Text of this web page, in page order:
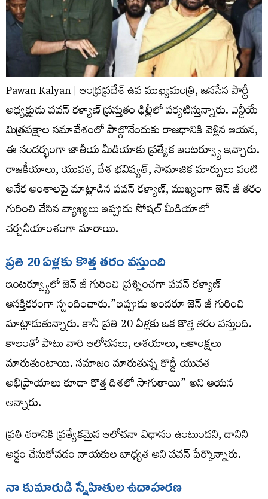
Pawan Kalyan | ఆంధ్రప్రదేశ్ ఉప ముఖ్యమంత్రి, జనసేన పార్టీ
అధ్యక్షుడు పవన్ కళ్యాణ్ ప్రస్తుతం ఢిల్లీలో పర్యటిస్తున్నారు. ఎన్డీయే
మిత్రపక్షాల సమావేశంలో పాల్గొనేందుకు రాజధానికి వెళ్లిన ఆయన,
ఈ సందర్భంగా జాతీయ మీడియాకు ప్రత్యేక ఇంటర్వ్యూ ఇచ్చారు.
రాజకీయాలు, యువత, దేశ భవిష్యత్, సామాజిక మార్పులు వంటి
అనేక అంశాలపై మాట్లాడిన పవన్ కళ్యాణ్, ముఖ్యంగా జెన్ జీ తరం
గురించి చేసిన వ్యాఖ్యలు ఇప్పుడు సోషల్ మీడియాలో
చర్చనీయాంశంగా మారాయి.
ప్రతి 20 ఏళ్లకు కొత్త తరం వస్తుంది
ఇంటర్వ్యూలో జెన్ జీ గురించి ప్రశ్నించగా పవన్ కళ్యాణ్
ఆసక్తికరంగా స్పందించారు.”ఇప్పుడు అందరూ జెన్ జీ గురించి
మాట్లాడుతున్నారు. కానీ ప్రతి 20 ఏళ్లకు ఒక కొత్త తరం వస్తుంది.
కాలంతో పాటు వారి ఆలోచనలు, ఆశయాలు, ఆకాంక్షలు
మారుతుంటాయి. సమాజం మారుతున్న కొద్దీ యువత
అభిప్రాయాలు కూడా కొత్త దిశలో సాగుతాయి” అని ఆయన
అన్నారు.
ప్రతి తరానికి ప్రత్యేకమైన ఆలోచనా విధానం ఉంటుందని, దానిని
అర్థం చేసుకోవడం నాయకుల బాధ్యత అని పవన్ పేర్కొన్నారు.
నా కుమారుడి స్నేహితుల ఉదాహరణ